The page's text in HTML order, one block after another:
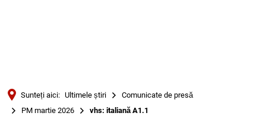
Sunteți aici: Ultimele știri
Comunicate de presă
PM martie 2026
vhs: italiană A1.1